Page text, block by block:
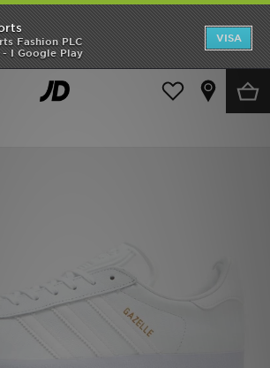
Fashion PLC
- I Google Play
VISA
Sneakers
Herr